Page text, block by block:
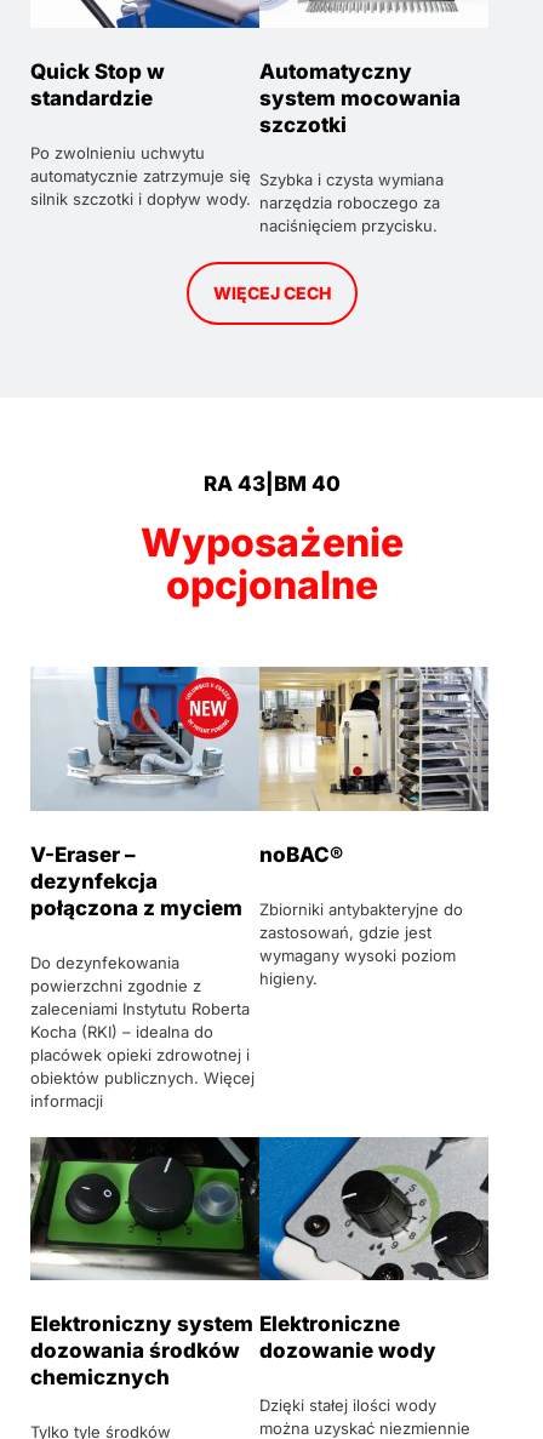
Quick Stop w
standardzie
Po zwolnieniu uchwytu
automatycznie zatrzymuje się
silnik szczotki i dopływ wody.
Automatyczny
system mocowania
szczotki
Szybka i czysta wymiana
narzędzia roboczego za
naciśnięciem przycisku.
WIĘCEJ CECH
RA 43|BM 40
Wyposażenie
opcjonalne
V-Eraser –
dezynfekcja
połączona z myciem
Do dezynfekowania
powierzchni zgodnie z
zaleceniami Instytutu Roberta
Kocha (RKI) – idealna do
placówek opieki zdrowotnej i
obiektów publicznych. Więcej
informacji
noBAC®
Zbiorniki antybakteryjne do
zastosowań, gdzie jest
wymagany wysoki poziom
higieny.
Elektroniczny system
dozowania środków
chemicznych
Tylko tyle środków
Elektroniczne
dozowanie wody
Dzięki stałej ilości wody
można uzyskać niezmiennie